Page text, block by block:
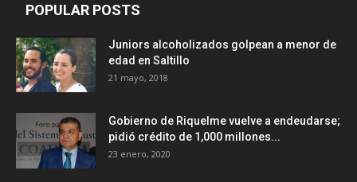
POPULAR POSTS
Juniors alcoholizados golpean a menor de
edad en Saltillo
21 mayo, 2018
Gobierno de Riquelme vuelve a endeudarse;
pidió crédito de 1,000 millones...
23 enero, 2020